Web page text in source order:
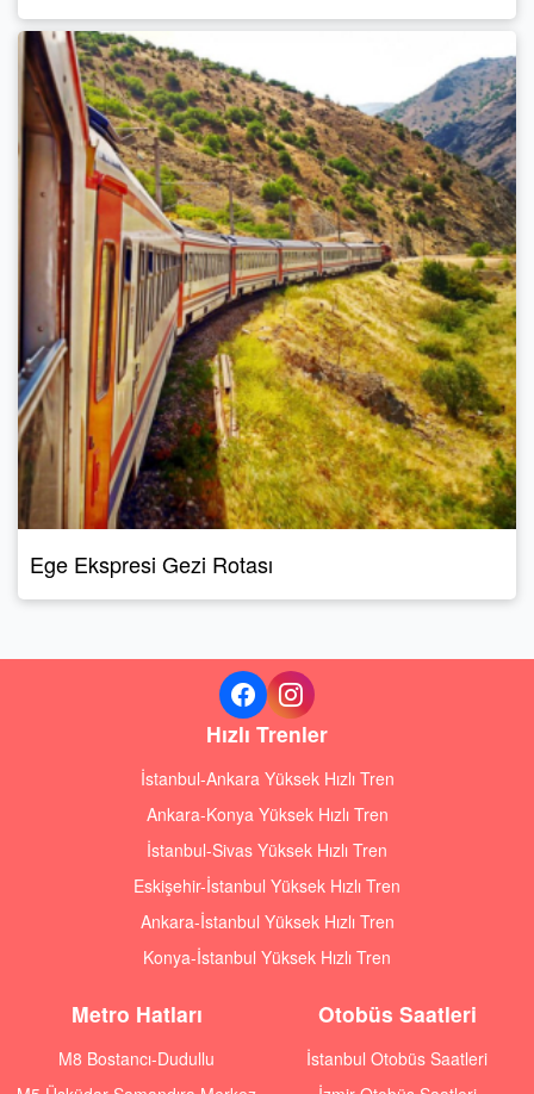
Ege Ekspresi Gezi Rotası
Hızlı Trenler
İstanbul-Ankara Yüksek Hızlı Tren
Ankara-Konya Yüksek Hızlı Tren
İstanbul-Sivas Yüksek Hızlı Tren
Eskişehir-İstanbul Yüksek Hızlı Tren
Ankara-İstanbul Yüksek Hızlı Tren
Konya-İstanbul Yüksek Hızlı Tren
Metro Hatları
M8 Bostancı-Dudullu
Otobüs Saatleri
İstanbul Otobüs Saatleri